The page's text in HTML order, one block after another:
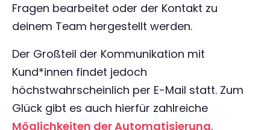
Fragen bearbeitet oder der Kontakt zu
deinem Team hergestellt werden.
Der Großteil der Kommunikation mit
Kund*innen findet jedoch
höchstwahrscheinlich per E-Mail statt. Zum
Glück gibt es auch hierfür zahlreiche
Möglichkeiten der Automatisierung.